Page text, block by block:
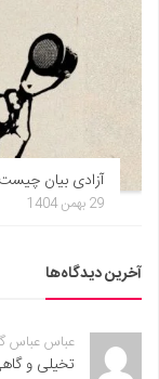
آزادی بیان
29 بهمن 1404
آخرین دیدگاه‌ها
عباس عباس
تخیلی و